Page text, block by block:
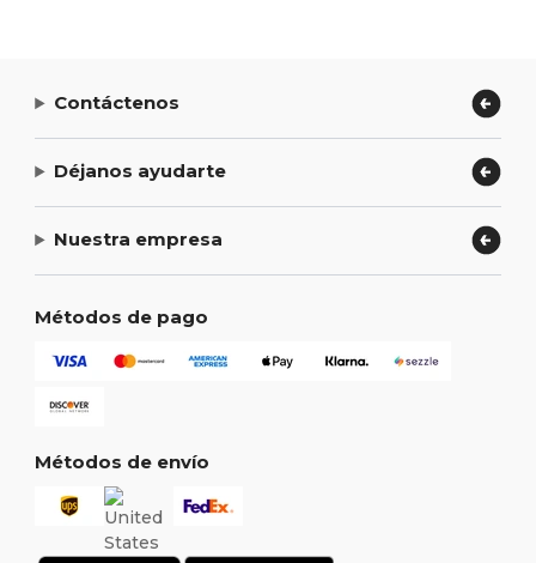
Contáctenos
Déjanos ayudarte
Nuestra empresa
Métodos de pago
Métodos de envío